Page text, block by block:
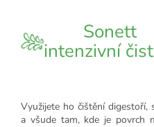
Sonett
intenzivní
Využijete ho čištění digestoří,
a všude tam, kde je povrch